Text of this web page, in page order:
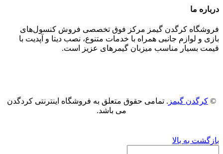
درباره ما
فروشگاه کرگدن گیمز مرکز فوق تخصصی فروش کنسول‌های
بازی و‌‌ لوازم جانبی همراه با خدمات متنوع، نصب دیتا و آپدیت با
قیمت بسیار مناسب میزبان گیمرهای عزیز است.
© کرگدن گیمز . تمامی حقوق متعلق به فروشگاه اینترنتی کردگدن
می باشد.
بازگشت به بالا